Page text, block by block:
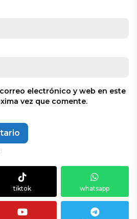
electrónico y web en este
vez que comente.
tiktok whatsapp